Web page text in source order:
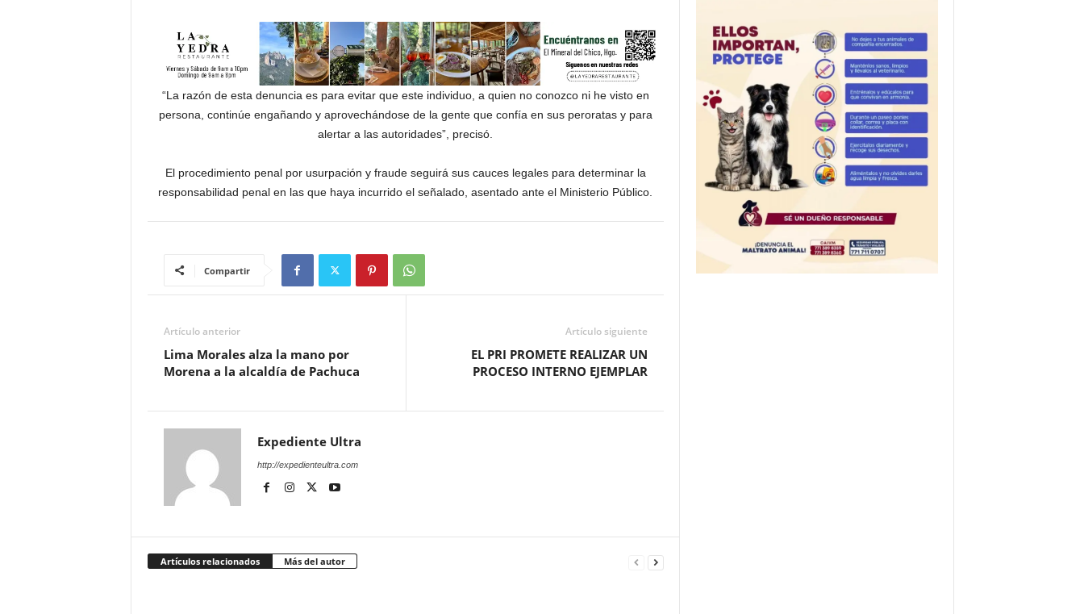
“La razón de esta denuncia es para evitar que este individuo, a quien no conozco ni he visto en
persona, continúe engañando y aprovechándose de la gente que confía en sus peroratas y para
alertar a las autoridades”, precisó.
El procedimiento penal por usurpación y fraude seguirá sus cauces legales para determinar la
responsabilidad penal en las que haya incurrido el señalado, asentado ante el Ministerio Público.
Compartir
Artículo anterior
Lima Morales alza la mano por
Morena a la alcaldía de Pachuca
Artículo siguiente
EL PRI PROMETE REALIZAR UN
PROCESO INTERNO EJEMPLAR
Expediente Ultra
http://expedienteultra.com
Artículos relacionados Más del autor